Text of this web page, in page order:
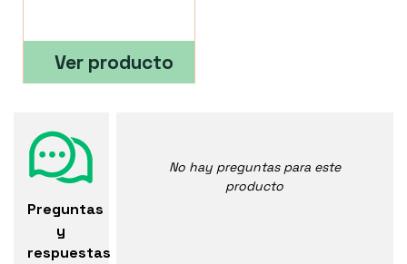
Ver producto
Preguntas
y
respuestas
No hay preguntas para este
producto